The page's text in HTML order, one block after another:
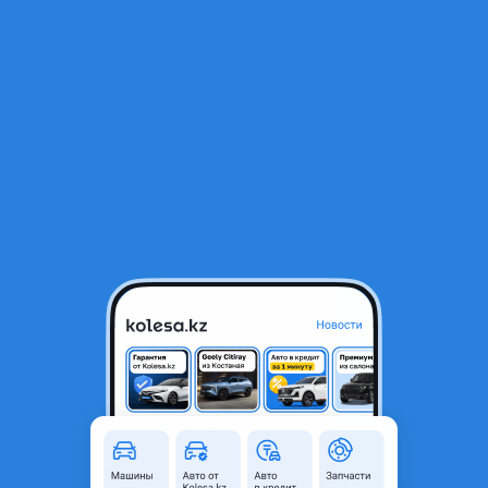
Стекло фары Toyota 4Runner 2014–н.в.
Алматы, Алматинская